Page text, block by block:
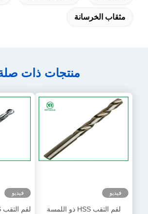
مثقاب الخرسانة
منتجات ذات صلة
فيديو
لقم الثقب HSS ذو اللمسة
فيديو